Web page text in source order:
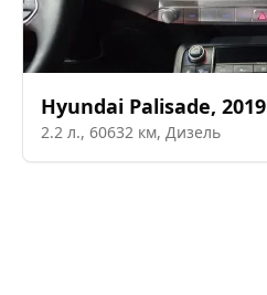
Hyundai Palisade, 2019
2.2 л., 60632 км, Дизель